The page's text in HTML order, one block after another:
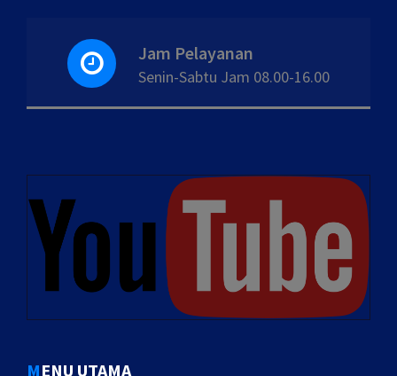
Jam Pelayanan
Senin-Sabtu Jam 08.00-16.00
MENU UTAMA